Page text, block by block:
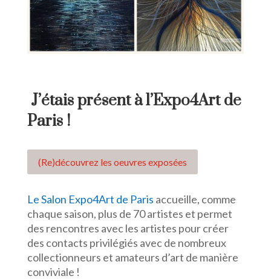
J’étais présent à l’Expo4Art de
Paris !
(Re)découvrez les oeuvres exposées
Le Salon Expo4Art de Paris accueille, comme
chaque saison, plus de 70 artistes et permet
des rencontres avec les artistes pour créer
des contacts privilégiés avec de nombreux
collectionneurs et amateurs d’art de manière
conviviale !